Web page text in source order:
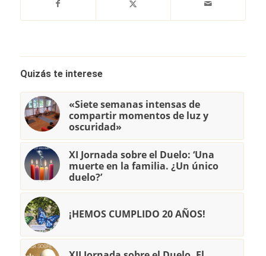
Quizás te interese
«Siete semanas intensas de
compartir momentos de luz y
oscuridad»
XI Jornada sobre el Duelo: ‘Una
muerte en la familia. ¿Un único
duelo?’
¡HEMOS CUMPLIDO 20 AÑOS!